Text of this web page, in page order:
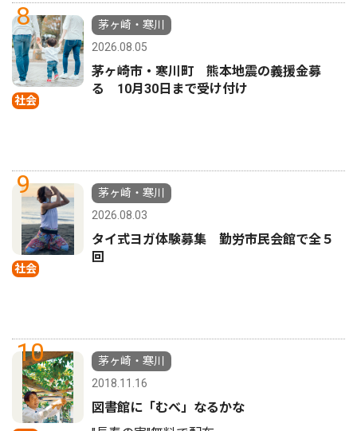
8
社会
茅ヶ崎・寒川
2026.08.05
茅ヶ崎市・寒川町 熊本地震の義援金募
る 10月30日まで受け付け
9
社会
茅ヶ崎・寒川
2026.08.03
タイ式ヨガ体験募集 勤労市民会館で全５
回
10
茅ヶ崎・寒川
2018.11.16
図書館に「むべ」なるかな